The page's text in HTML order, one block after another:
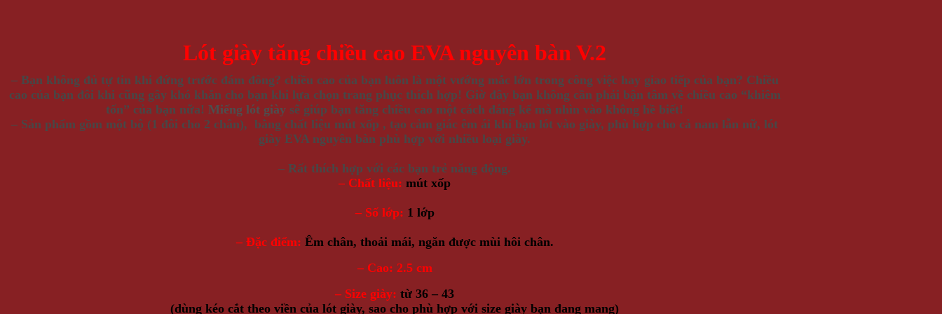
Lót giày tăng chiều cao EVA nguyên bàn V.2
– Bạn không đủ tự tin khi đứng trước đám đông? chiều cao của bạn luôn là một vướng mắc lớn trong công việc hay giao tiếp của bạn? Chiều
cao của bạn đôi khi cũng gây khó khăn cho bạn khi lựa chọn trang phục thích hợp! Giờ đây bạn không cần phải bận tâm về chiều cao “khiêm
tốn” của bạn nữa! Miếng lót giày sẽ giúp bạn tăng chiều cao một cách đáng kể mà nhìn vào không hề biết!
– Sản phẩm gồm một bộ (1 đôi cho 2 chân), bằng chất liệu mút xốp , tạo cảm giác êm ái khi bạn lót vào giày, phù hợp cho cả nam lẫn nữ, lót
giày EVA nguyên bàn phù hợp với nhiều loại giày.
– Rất thích hợp với các bạn trẻ năng động.
– Chất liệu: mút xốp
– Số lớp: 1 lớp
– Đặc điểm: Êm chân, thoải mái, ngăn được mùi hôi chân.
– Cao: 2.5 cm
– Size giày: từ 36 – 43
(dùng kéo cắt theo viền của lót giày, sao cho phù hợp với size giày bạn đang mang)